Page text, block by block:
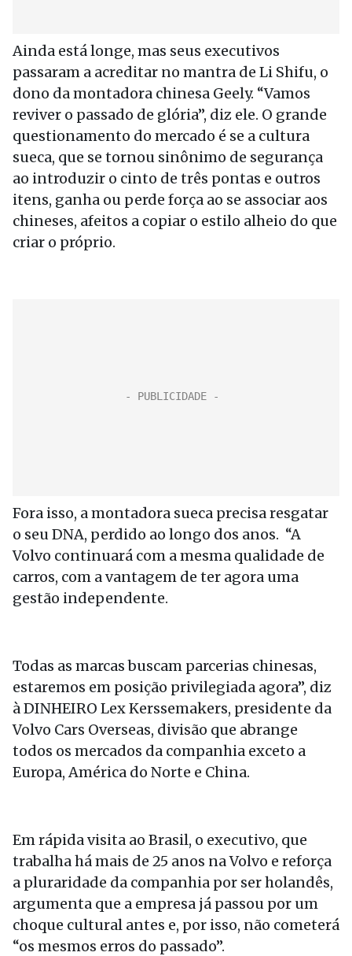
Ainda está longe, mas seus executivos
passaram a acreditar no mantra de Li Shifu, o
dono da montadora chinesa Geely. “Vamos
reviver o passado de glória”, diz ele. O grande
questionamento do mercado é se a cultura
sueca, que se tornou sinônimo de segurança
ao introduzir o cinto de três pontas e outros
itens, ganha ou perde força ao se associar aos
chineses, afeitos a copiar o estilo alheio do que
criar o próprio.
Fora isso, a montadora sueca precisa resgatar
o seu DNA, perdido ao longo dos anos. “A
Volvo continuará com a mesma qualidade de
carros, com a vantagem de ter agora uma
gestão independente.
Todas as marcas buscam parcerias chinesas,
estaremos em posição privilegiada agora”, diz
à DINHEIRO Lex Kerssemakers, presidente da
Volvo Cars Overseas, divisão que abrange
todos os mercados da companhia exceto a
Europa, América do Norte e China.
Em rápida visita ao Brasil, o executivo, que
trabalha há mais de 25 anos na Volvo e reforça
a pluraridade da companhia por ser holandês,
argumenta que a empresa já passou por um
choque cultural antes e, por isso, não cometerá
“os mesmos erros do passado”.